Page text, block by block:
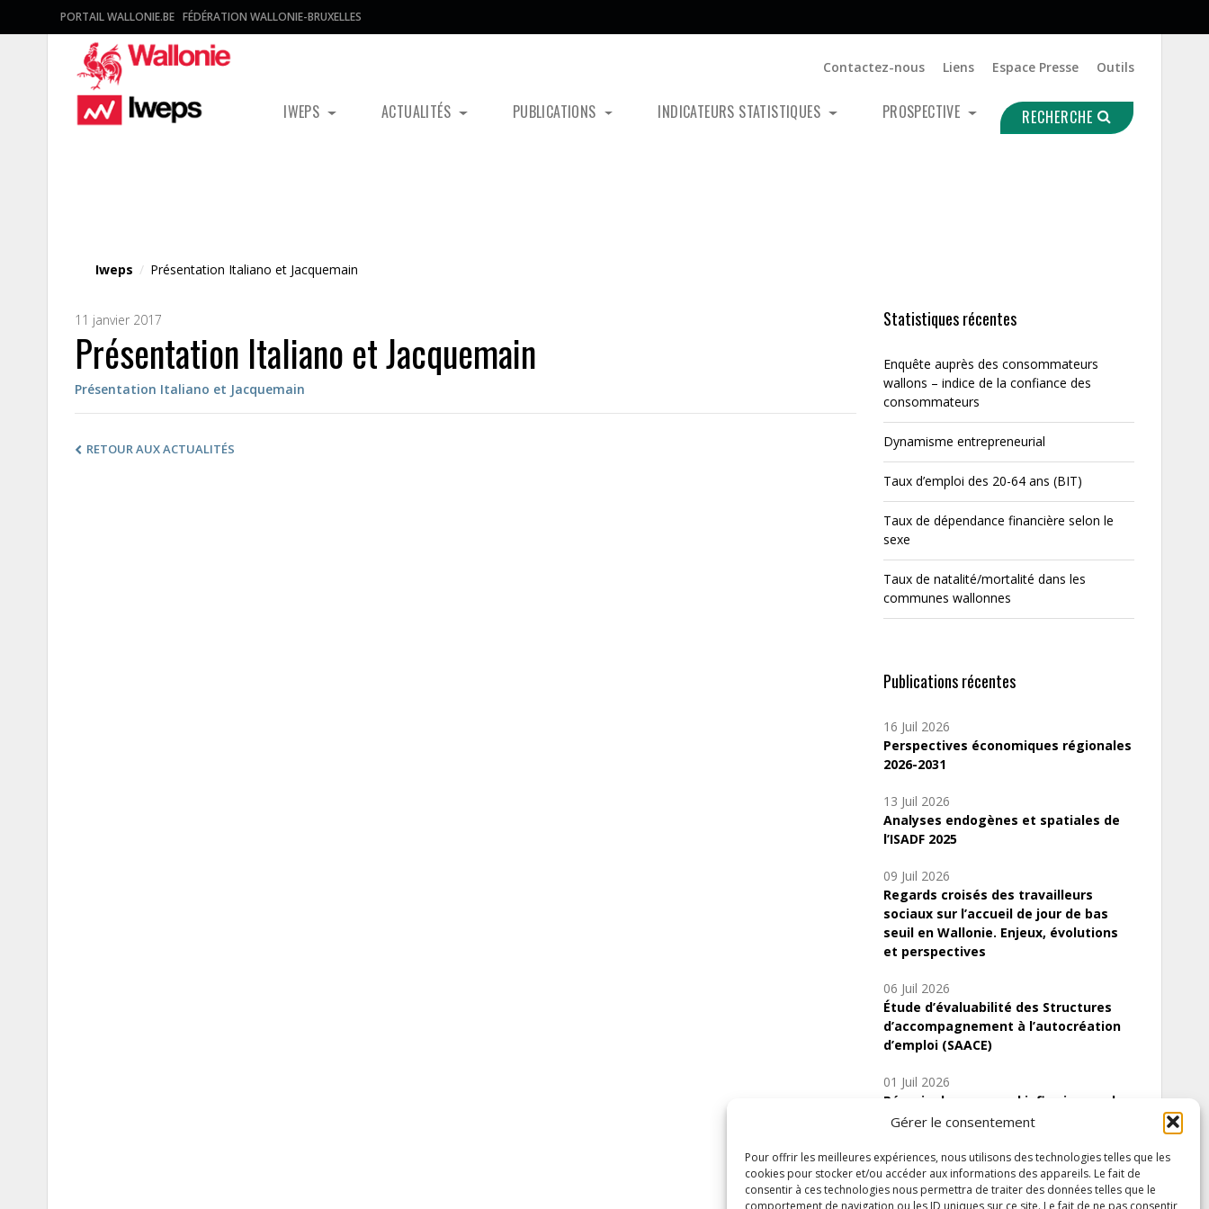
Gérer le consentement
Pour offrir les meilleures expériences, nous utilisons des technologies telles que les
cookies pour stocker et/ou accéder aux informations des appareils. Le fait de
consentir à ces technologies nous permettra de traiter des données telles que le
comportement de navigation ou les ID uniques sur ce site. Le fait de ne pas consentir
PORTAIL WALLONIE.BE FÉDÉRATION WALLONIE-BRUXELLES
Contactez-nous Liens Espace Presse Outils
IWEPS ACTUALITÉS PUBLICATIONS INDICATEURS STATISTIQUES PROSPECTIVE RECHERCHE
Iweps / Présentation Italiano et Jacquemain
11 janvier 2017
Présentation Italiano et Jacquemain
Présentation Italiano et Jacquemain
RETOUR AUX ACTUALITÉS
Statistiques récentes
Enquête auprès des consommateurs
wallons – indice de la confiance des
consommateurs
Dynamisme entrepreneurial
Taux d’emploi des 20-64 ans (BIT)
Taux de dépendance financière selon le
sexe
Taux de natalité/mortalité dans les
communes wallonnes
Publications récentes
16 Juil 2026
Perspectives économiques régionales
2026-2031
13 Juil 2026
Analyses endogènes et spatiales de
l’ISADF 2025
09 Juil 2026
Regards croisés des travailleurs
sociaux sur l’accueil de jour de bas
seuil en Wallonie. Enjeux, évolutions
et perspectives
06 Juil 2026
Étude d’évaluabilité des Structures
d’accompagnement à l’autocréation
d’emploi (SAACE)
01 Juil 2026
Pénurie du personnel infirmier :quels
indicateurs d’offre de soins pour